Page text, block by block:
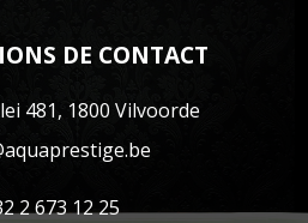
DE CONTACT
481, 1800 Vilvoorde
2 673 12 25